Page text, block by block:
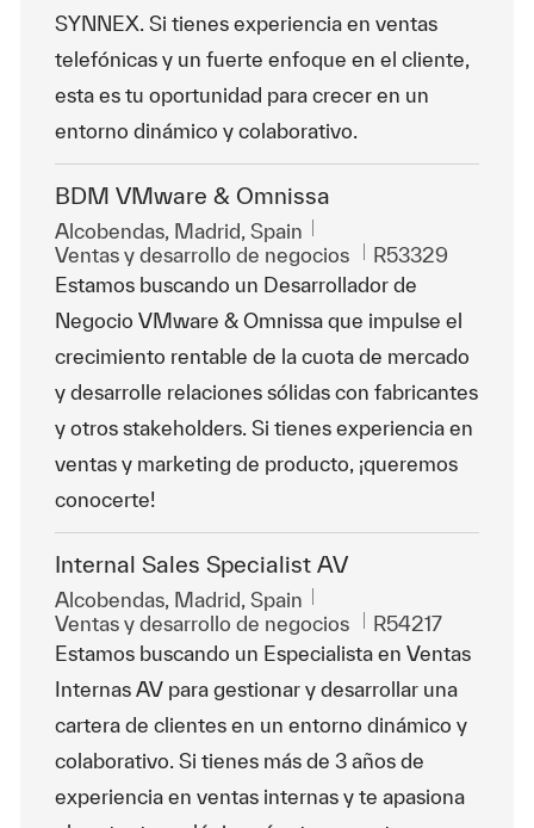
SYNNEX. Si tienes experiencia en ventas
telefónicas y un fuerte enfoque en el cliente,
esta es tu oportunidad para crecer en un
entorno dinámico y colaborativo.
BDM VMware & Omnissa
Ubicación
Alcobendas, Madrid, Spain
Categoría
Ventas y desarrollo de negocios Id. de trabajo
R53329
Estamos buscando un Desarrollador de
Negocio VMware & Omnissa que impulse el
crecimiento rentable de la cuota de mercado
y desarrolle relaciones sólidas con fabricantes
y otros stakeholders. Si tienes experiencia en
ventas y marketing de producto, ¡queremos
conocerte!
Internal Sales Specialist AV
Ubicación
Alcobendas, Madrid, Spain
Categoría
Ventas y desarrollo de negocios Id. de trabajo
R54217
Estamos buscando un Especialista en Ventas
Internas AV para gestionar y desarrollar una
cartera de clientes en un entorno dinámico y
colaborativo. Si tienes más de 3 años de
experiencia en ventas internas y te apasiona